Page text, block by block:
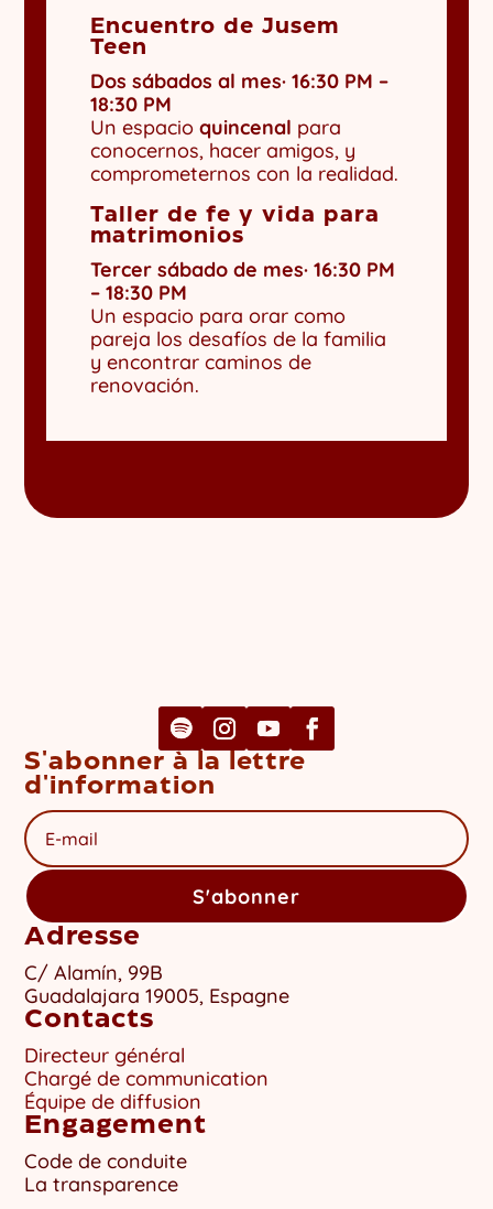
Encuentro de Jusem
Teen
Dos sábados al mes· 16:30 PM –
18:30 PM
Un espacioquincenal para
conocernos, hacer amigos, y
comprometernos con la realidad.
Taller de fe y vida para
matrimonios
Tercer sábado de mes· 16:30 PM
– 18:30 PM
Un espacio para orar como
pareja los desafíos de la familia
y encontrar caminos de
renovación.
S'abonner à la lettre
d'information
S'abonner
Adresse
C/ Alamín, 99B
Guadalajara 19005, Espagne
Contacts
Directeur général
Chargé de communication
Équipe de diffusion
Engagement
Code de conduite
La transparence